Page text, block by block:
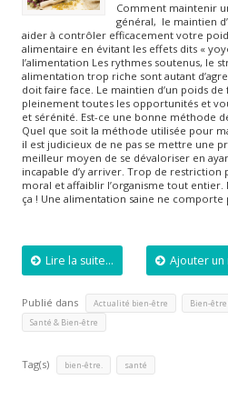
Comment maintenir
général, le maintien
aider à contrôler efficacement votre
alimentaire en évitant les effets dits «
l’alimentation Les rythmes soutenus, le
alimentation trop riche sont autant
doit faire face. Le maintien d’un poids
pleinement toutes les opportunités et
et sérénité. Est-ce une bonne méthode
Quel que soit la méthode utilisée pour
il est judicieux de ne pas se mettre une
meilleur moyen de se dévaloriser en
incapable d’y arriver. Trop de
moral et affaiblir l’organisme tout
ça ! Une alimentation saine ne comporte
Lire la suite... Ajouter un
Publié dans Actualité bien-être Bien-être
Santé & Bien-être
Tag(s) bien-être. santé